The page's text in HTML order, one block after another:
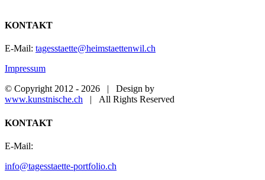
KONTAKT
E-Mail: tagesstaette@heimstaettenwil.ch
Impressum
© Copyright 2012 - 2026 | Design by
www.kunstnische.ch | All Rights Reserved
Close
Bar
KONTAKT
E-Mail:
info@tagesstaette-portfolio.ch